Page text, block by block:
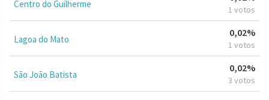
Centro do Guilherme 1 votos
Lagoa do Mato
0,02%
1 votos
São João Batista
0,02%
3 votos